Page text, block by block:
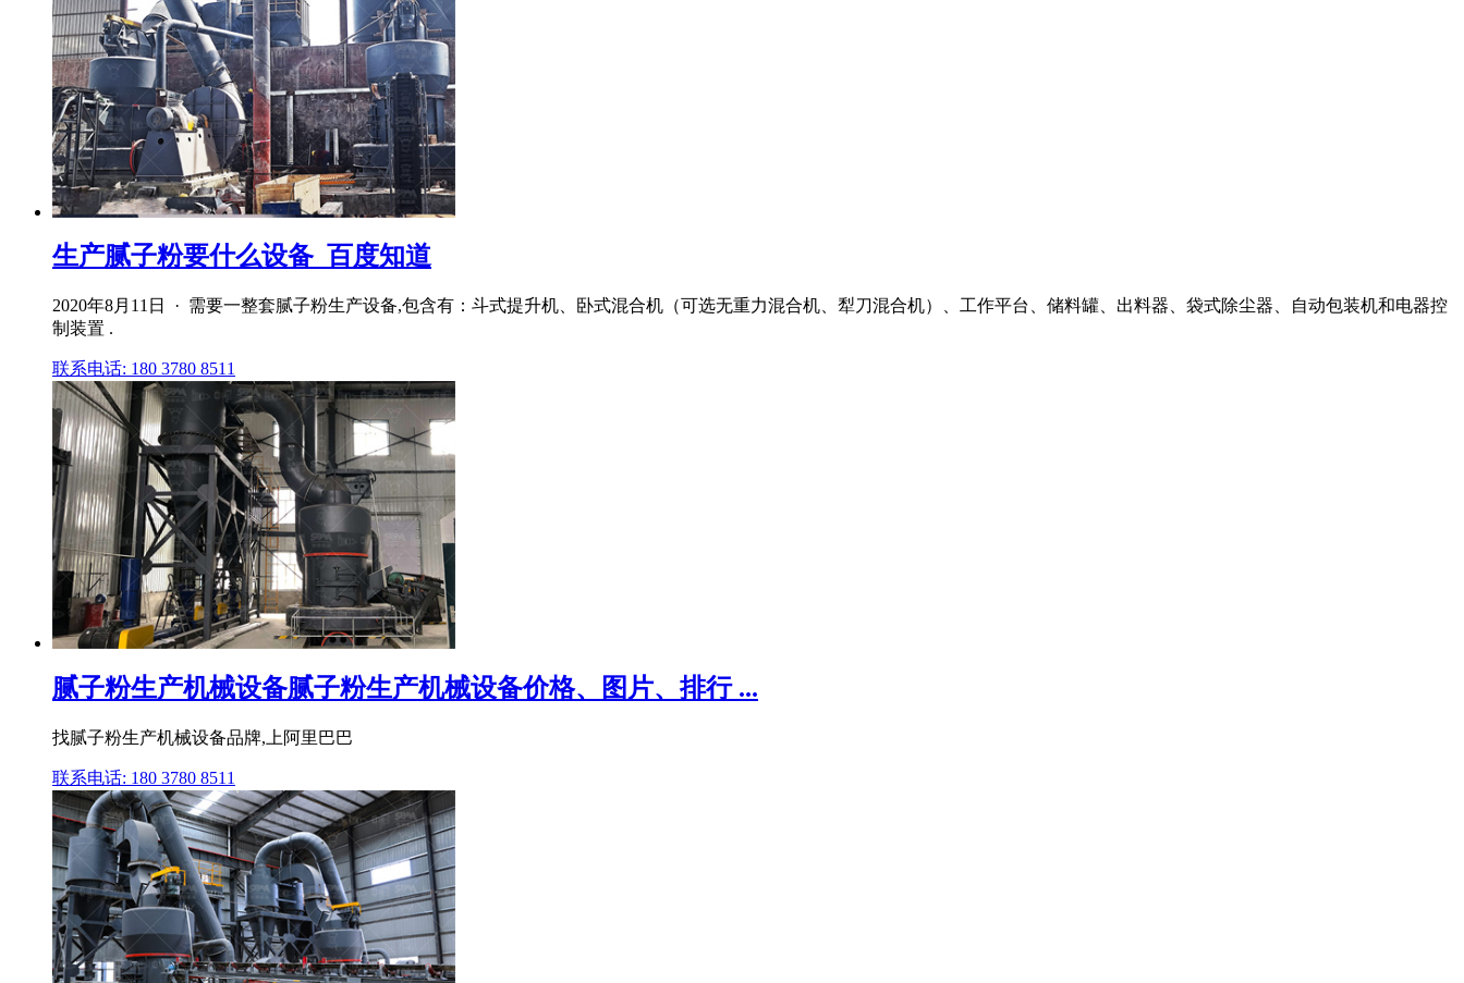
生产腻子粉要什么设备_百度知道
2020年8月11日 · 需要一整套腻子粉生产设备,包含有：斗式提升机、卧式混合机（可选无重力混合机、犁刀混合机）、工作平台、储料罐、出料器、袋式除尘器、自动包装机和电器控
制装置 .
联系电话: 180 3780 8511
腻子粉生产机械设备腻子粉生产机械设备价格、图片、排行 ...
找腻子粉生产机械设备品牌,上阿里巴巴
联系电话: 180 3780 8511